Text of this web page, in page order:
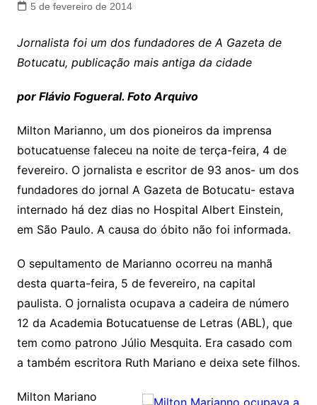
5 de fevereiro de 2014
Jornalista foi um dos fundadores de A Gazeta de
Botucatu, publicação mais antiga da cidade
por Flávio Fogueral. Foto Arquivo
Milton Marianno, um dos pioneiros da imprensa
botucatuense faleceu na noite de terça-feira, 4 de
fevereiro. O jornalista e escritor de 93 anos- um dos
fundadores do jornal A Gazeta de Botucatu- estava
internado há dez dias no Hospital Albert Einstein,
em São Paulo. A causa do óbito não foi informada.
O sepultamento de Marianno ocorreu na manhã
desta quarta-feira, 5 de fevereiro, na capital
paulista. O jornalista ocupava a cadeira de número
12 da Academia Botucatuense de Letras (ABL), que
tem como patrono Júlio Mesquita. Era casado com
a também escritora Ruth Mariano e deixa sete filhos.
Milton Mariano